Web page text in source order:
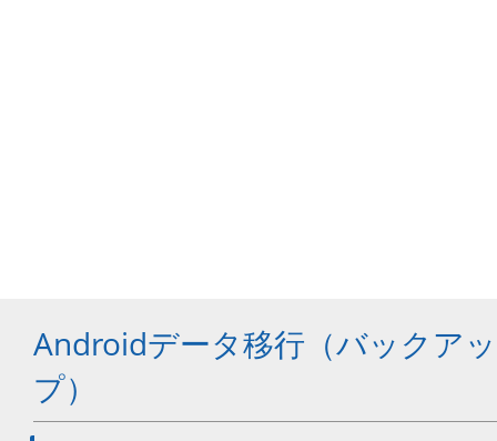
Androidデータ移行（バックアッ
プ）